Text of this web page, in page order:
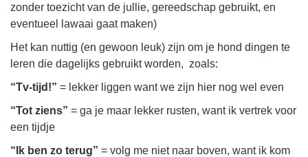
zonder toezicht van de jullie, gereedschap gebruikt, en
eventueel lawaai gaat maken)
Het kan nuttig (en gewoon leuk) zijn om je hond dingen te
leren die dagelijks gebruikt worden, zoals:
“Tv-tijd!” = lekker liggen want we zijn hier nog wel even
“Tot ziens” = ga je maar lekker rusten, want ik vertrek voor
een tijdje
“Ik ben zo terug” = volg me niet naar boven, want ik kom